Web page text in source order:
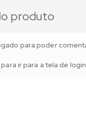
produto
para poder
para ir para a tela de